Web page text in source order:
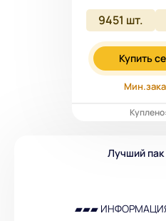
9451 шт.
Купить
Лучший пак
▰▰▰